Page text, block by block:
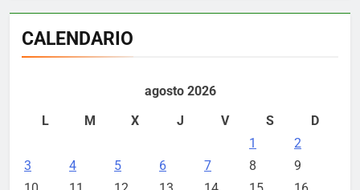
CALENDARIO
agosto 2026
L
M X J V S
D
1
2
3
4 5 6 7 8
9